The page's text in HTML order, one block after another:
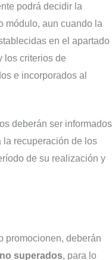
podrá decidir la
módulo, aun cuando la
en el apartado
los criterios de
e incorporados al
deberán ser informados
la recuperación de los
de su realización y
promocionen, deberán
superados, para lo